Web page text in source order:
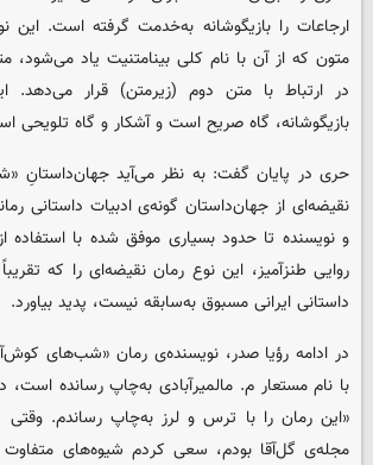
ارجاعات را بازیگوشانه به‌خدمت گرفته است. این
متون که از آن با نام کلی بینامتنیت یاد می‌شود،
در ارتباط با متن دوم (زیرمتن) قرار می‌دهد.
بازیگوشانه، گاه صریح است و آشکار و گاه تلویحی
حری در پایان گفت: به نظر می‌آید جهان‌داستانِ
نقیضه‌ای از جهان‌داستان گونه‌ی ادبیات داستانی
و نویسنده تا حدود بسیاری موفق شده با استفاده
روایی طنزآمیز، این نوع رمان نقیضه‌ای را که
داستانی ایرانی مسبوق به‌سابقه نیست، پدید بیاورد.
در ادامه رؤیا صدر، نویسنده‌ی رمان «شب‌های
با نام مستعار م. مالمیرآبادی به‌چاپ رسانده
مجله‌ی گل‌آقا بودم، سعی کردم شیوه‌های متفاوت